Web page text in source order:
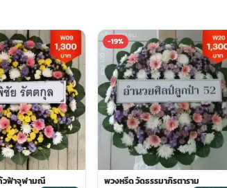
วฟ้าจุฬามณี
-19%
พวงหรีด วัดธรรมาภิรตาราม